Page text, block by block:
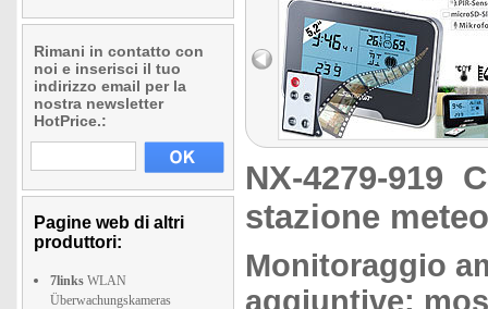
Rimani in contatto con
noi e inserisci il tuo
indirizzo email per la
nostra newsletter
HotPrice.:
Pagine web di altri
produttori:
7links WLAN
Überwachungskameras
NX-4279-919
stazione
Monitoraggio
aggiuntive: